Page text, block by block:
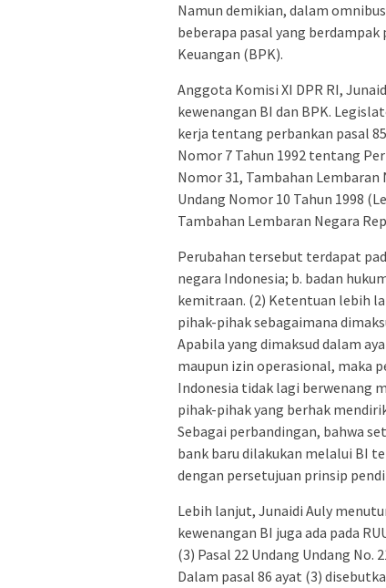
Namun demikian, dalam
beberapa pasal yang berdampak
Keuangan (BPK).
Anggota Komisi XI DPR RI,
kewenangan BI dan BPK.
kerja tentang perbankan pasal
Nomor 7 Tahun 1992 tentang
Nomor 31, Tambahan
Undang Nomor 10 Tahun 1998
Tambahan Lembaran Negara
Perubahan tersebut terdapat
negara Indonesia; b. badan
kemitraan. (2) Ketentuan lebih
pihak-pihak sebagaimana
Apabila yang dimaksud dalam
maupun izin operasional, maka
Indonesia tidak lagi berwenang
pihak-pihak yang berhak
Sebagai perbandingan, bahwa
bank baru dilakukan melalui BI
dengan persetujuan prinsip
Lebih lanjut, Junaidi Auly
kewenangan BI juga ada pada
(3) Pasal 22 Undang Undang No.
Dalam pasal 86 ayat (3)